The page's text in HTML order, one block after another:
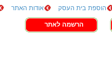
הוספת בית העסק אודות האתר
הרשמה לאתר